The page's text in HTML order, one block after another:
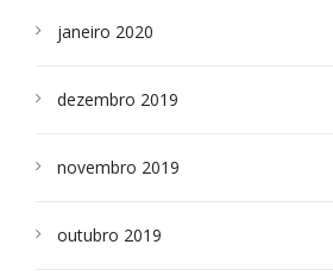
janeiro 2020
dezembro 2019
novembro 2019
outubro 2019